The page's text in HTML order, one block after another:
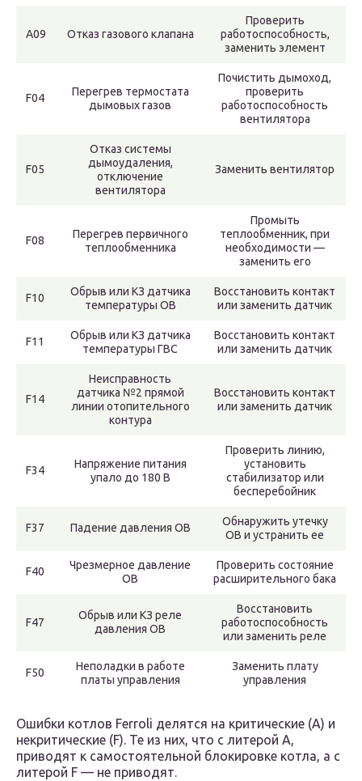
А09 Отказ газового клапана
Проверить
работоспособность,
заменить элемент
F04
Перегрев термостата
дымовых газов
Почистить дымоход,
проверить
работоспособность
вентилятора
F05
Отказ системы
дымоудаления,
отключение
вентилятора
Заменить вентилятор
F08
Перегрев первичного
теплообменника
Промыть
теплообменник, при
необходимости —
заменить его
F10
Обрыв или КЗ датчика
температуры ОВ
Восстановить контакт
или заменить датчик
F11
Обрыв или КЗ датчика
температуры ГВС
Восстановить контакт
или заменить датчик
F14
Неисправность
датчика №2 прямой
линии отопительного
контура
Восстановить контакт
или заменить датчик
F34
Напряжение питания
упало до 180 В
Проверить линию,
установить
стабилизатор или
бесперебойник
F37 Падение давления ОВ
Обнаружить утечку
ОВ и устранить ее
F40
Чрезмерное давление
ОВ
Проверить состояние
расширительного бака
F47
Обрыв или КЗ реле
давления ОВ
Восстановить
работоспособность
или заменить реле
F50
Неполадки в работе
платы управления
Заменить плату
управления
Ошибки котлов Ferroli делятся на критические (А) и
некритические (F). Те из них, что с литерой А,
приводят к самостоятельной блокировке котла, а с
литерой F — не приводят.